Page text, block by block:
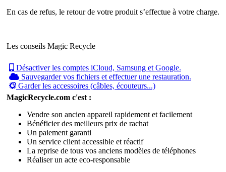
En cas de refus, le retour de votre produit s’effectue à votre charge.
Les conseils Magic Recycle
Désactiver les comptes iCloud, Samsung et Google.
Sauvegarder vos fichiers et effectuer une restauration.
Garder les accessoires (câbles, écouteurs...)
MagicRecycle.com c'est :
Vendre son ancien appareil rapidement et facilement
Bénéficier des meilleurs prix de rachat
Un paiement garanti
Un service client accessible et réactif
La reprise de tous vos anciens modèles de téléphones
Réaliser un acte eco-responsable